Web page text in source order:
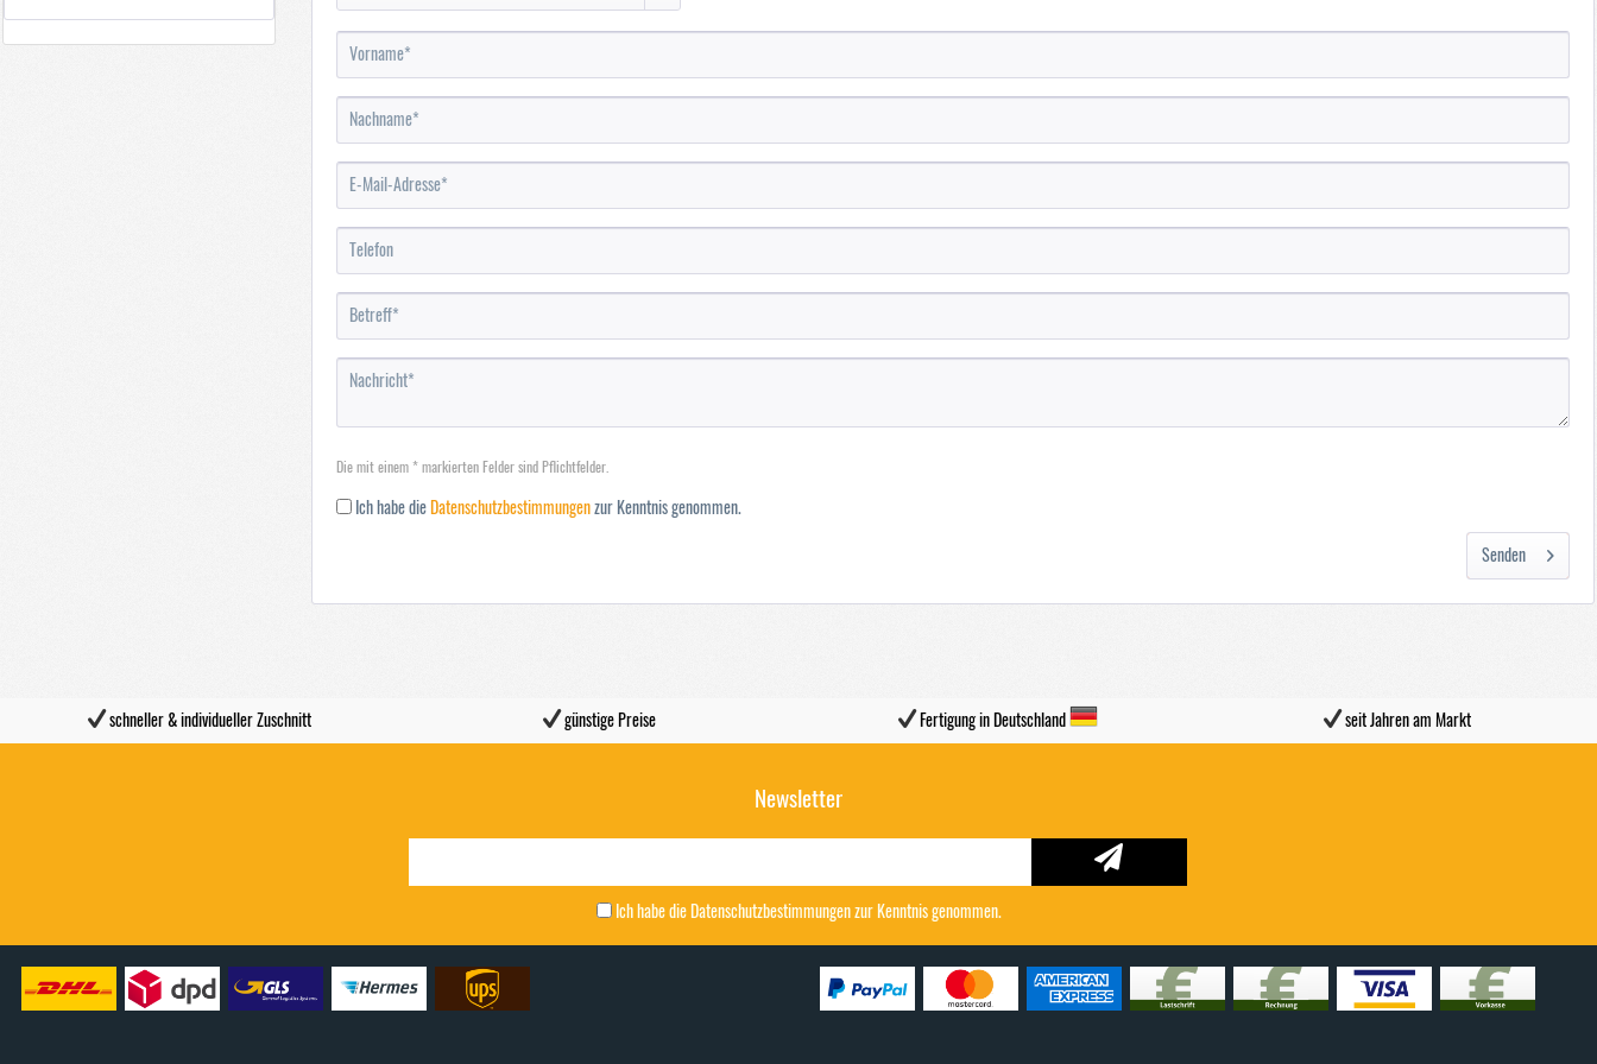
Die mit einem * markierten Felder sind Pflichtfelder.
Ich habe die Datenschutzbestimmungen zur Kenntnis genommen.
Senden
schneller & individueller Zuschnitt günstige Preise Fertigung in Deutschland seit Jahren am Markt
Newsletter
Ich habe die Datenschutzbestimmungenzur Kenntnis genommen.